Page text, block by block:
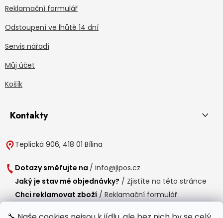
Reklamační formulář
Odstoupení ve lhůtě 14 dní
Servis nářadí
Můj účet
Košík
Kontakty
Teplická 906, 418 01 Bílina
Dotazy směřujte na / info@jipos.cz
Jaký je stav mé objednávky? / Zjistíte na této stránce
Chci reklamovat zboží / Reklamační formulář